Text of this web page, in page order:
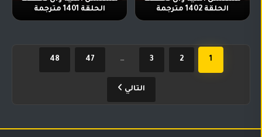
الحلقة 1402 مترجمة
الحلقة 1401 مترجمة
1
2
3
…
47
48
التالي